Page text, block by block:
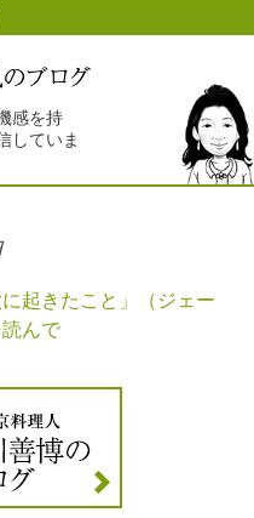
感を持
していま
に起きたこと」（ジェー
んで